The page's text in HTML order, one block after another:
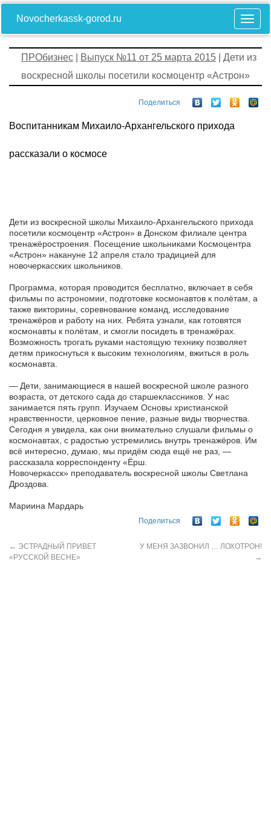
Novocherkassk-gorod.ru
ПРОбизнес Выпуск №11 от 25 марта 2015 | Дети из
воскресной школы посетили космоцентр «Астрон»
Поделиться
Воспитанникам Михаило-Архангельского прихода
рассказали о космосе
Дети из воскресной школы Михаило-Архангельского прихода
посетили космоцентр «Астрон» в Донском филиале центра
тренажёростроения. Посещение школьниками Космоцентра
«Астрон» накануне 12 апреля стало традицией для
новочеркасских школьников.
Программа, которая проводится бесплатно, включает в себя
фильмы по астрономии, подготовке космонавтов к полётам, а
также викторины, соревнование команд, исследование
тренажёров и работу на них. Ребята узнали, как готовятся
космонавты к полётам, и смогли посидеть в тренажёрах.
Возможность трогать руками настоящую технику позволяет
детям прикоснуться к высоким технологиям, вжиться в роль
космонавта.
— Дети, занимающиеся в нашей воскресной школе разного
возраста, от детского сада до старшеклассников. У нас
занимается пять групп. Изучаем Основы христианской
нравственности, церковное пение, разные виды творчества.
Сегодня я увидела, как они внимательно слушали фильмы о
космонавтах, с радостью устремились внутрь тренажёров. Им
всё интересно, думаю, мы придём сюда ещё не раз, —
рассказала корреспонденту «Ёрш.
Новочеркасск» преподаватель воскресной школы Светлана
Дроздова.
Мариина Мардарь
Поделиться
← ЭСТРАДНЫЙ ПРИВЕТ
«РУССКОЙ ВЕСНЕ»
У МЕНЯ ЗАЗВОНИЛ … ЛОХОТРОН!
→